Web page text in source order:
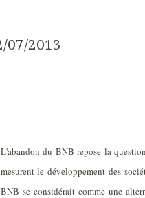
07/2013
L'abandon du BNB repose la
mesurent le développement des
BNB se considérait comme une